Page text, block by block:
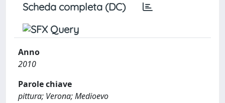
Scheda completa (DC)
Anno
2010
Parole chiave
pittura; Verona; Medioevo